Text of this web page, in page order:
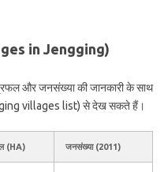
in Jengging)
और जनसंख्या की जानकारी के साथ
villages list) से देख सकते हैं।
(HA) जनसंख्या (2011)